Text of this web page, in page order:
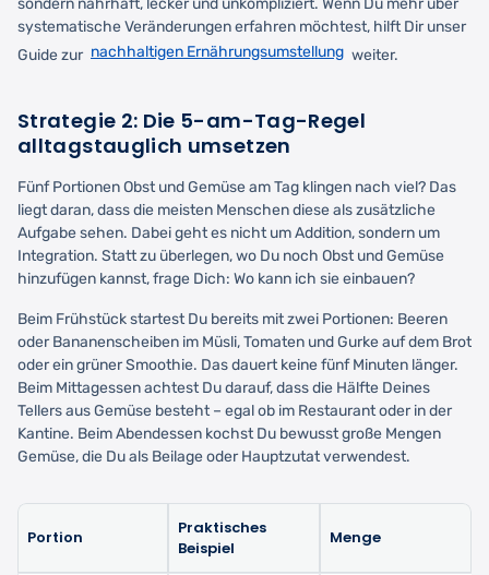
sondern nahrhaft, lecker und unkompliziert. Wenn Du mehr über
systematische Veränderungen erfahren möchtest, hilft Dir unser
Guide zur nachhaltigen Ernährungsumstellung weiter.
Strategie 2: Die 5-am-Tag-Regel
alltagstauglich umsetzen
Fünf Portionen Obst und Gemüse am Tag klingen nach viel? Das
liegt daran, dass die meisten Menschen diese als zusätzliche
Aufgabe sehen. Dabei geht es nicht um Addition, sondern um
Integration. Statt zu überlegen, wo Du noch Obst und Gemüse
hinzufügen kannst, frage Dich: Wo kann ich sie einbauen?
Beim Frühstück startest Du bereits mit zwei Portionen: Beeren
oder Bananenscheiben im Müsli, Tomaten und Gurke auf dem Brot
oder ein grüner Smoothie. Das dauert keine fünf Minuten länger.
Beim Mittagessen achtest Du darauf, dass die Hälfte Deines
Tellers aus Gemüse besteht – egal ob im Restaurant oder in der
Kantine. Beim Abendessen kochst Du bewusst große Mengen
Gemüse, die Du als Beilage oder Hauptzutat verwendest.
Portion
Praktisches
Beispiel
Menge